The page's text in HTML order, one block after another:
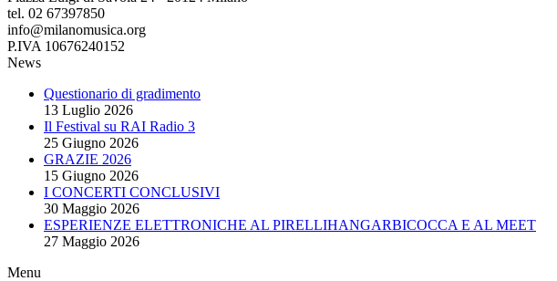
tel. 02 67397850
info@milanomusica.org
P.IVA 10676240152
News
Questionario di gradimento
13 Luglio 2026
Il Festival su RAI Radio 3
25 Giugno 2026
GRAZIE 2026
15 Giugno 2026
I CONCERTI CONCLUSIVI
30 Maggio 2026
ESPERIENZE ELETTRONICHE AL PIRELLIHANGARBICOCCA E AL MEET
27 Maggio 2026
Menu